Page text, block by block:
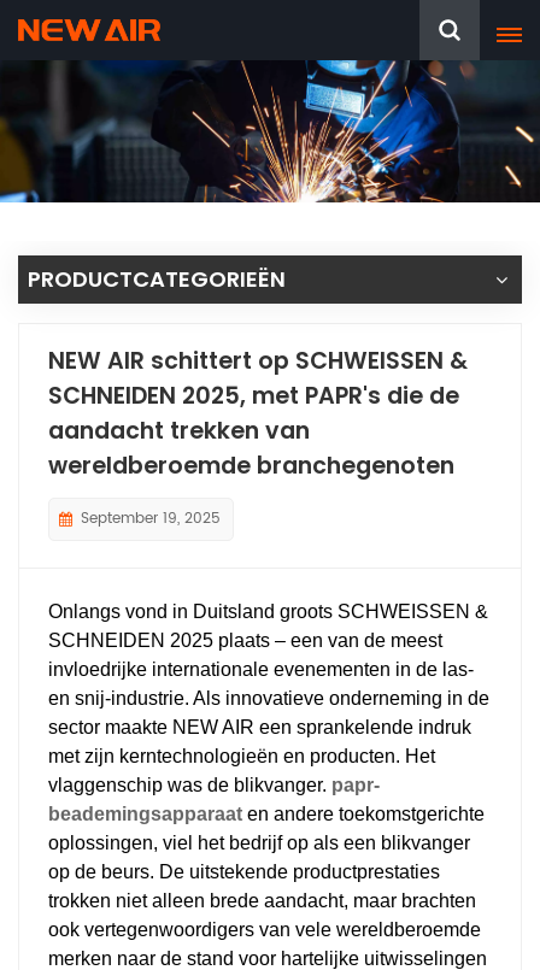
PRODUCTCATEGORIEËN
NEW AIR schittert op SCHWEISSEN &
SCHNEIDEN 2025, met PAPR's die de
aandacht trekken van
wereldberoemde branchegenoten
September 19, 2025
Onlangs vond in Duitsland groots SCHWEISSEN &
SCHNEIDEN 2025 plaats – een van de meest
invloedrijke internationale evenementen in de las-
en snij-industrie. Als innovatieve onderneming in de
sector maakte NEW AIR een sprankelende indruk
met zijn kerntechnologieën en producten. Het
vlaggenschip was de blikvanger. papr-
beademingsapparaat en andere toekomstgerichte
oplossingen, viel het bedrijf op als een blikvanger
op de beurs. De uitstekende productprestaties
trokken niet alleen brede aandacht, maar brachten
ook vertegenwoordigers van vele wereldberoemde
merken naar de stand voor hartelijke uitwisselingen